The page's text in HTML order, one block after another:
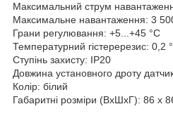
Максимальний струм
Максимальне навантаження: 3
Грани регулювання: +5...+45 °С
Температурний гістеререзис: 0,2
Ступінь захисту: IP20
Довжина установного дроту
Колір: білий
Габаритні розміри (ВхШхГ): 86 x